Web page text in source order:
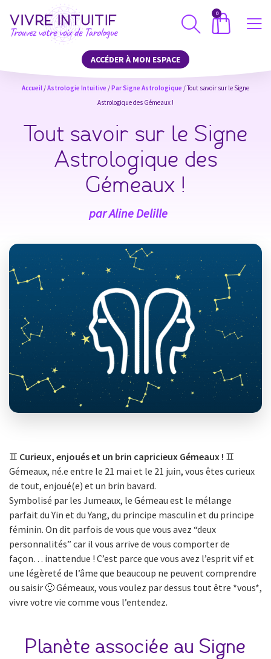
0
ACCÉDER À MON ESPACE
Accueil /Astrologie Intuitive /Par Signe Astrologique / Tout savoir sur le Signe
Astrologique des Gémeaux !
Tout savoir sur le Signe
Astrologique des
Gémeaux !
parAline Delille
♊ Curieux, enjoués et un brin capricieux Gémeaux ! ♊
Gémeaux, né.e entre le 21 mai et le 21 juin, vous êtes curieux
de tout, enjoué(e) et un brin bavard.
Symbolisé par les Jumeaux, le Gémeau est le mélange
parfait du Yin et du Yang, du principe masculin et du principe
féminin. On dit parfois de vous que vous avez “deux
personnalités” car il vous arrive de vous comporter de
façon… inattendue ! C’est parce que vous avez l’esprit vif et
une légèreté de l’âme que beaucoup ne peuvent comprendre
ou saisir 🙂 Gémeaux, vous voulez par dessus tout être *vous*,
vivre votre vie comme vous l’entendez.
Planète associée au Signe